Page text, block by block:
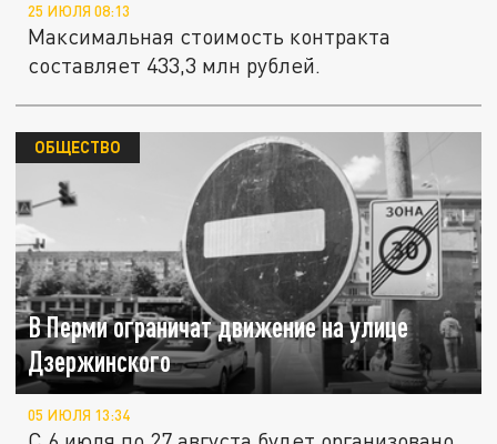
25 ИЮЛЯ 08:13
Максимальная стоимость контракта
составляет 433,3 млн рублей.
В Перми ограничат движение на улице
Дзержинского
ОБЩЕСТВО
05 ИЮЛЯ 13:34